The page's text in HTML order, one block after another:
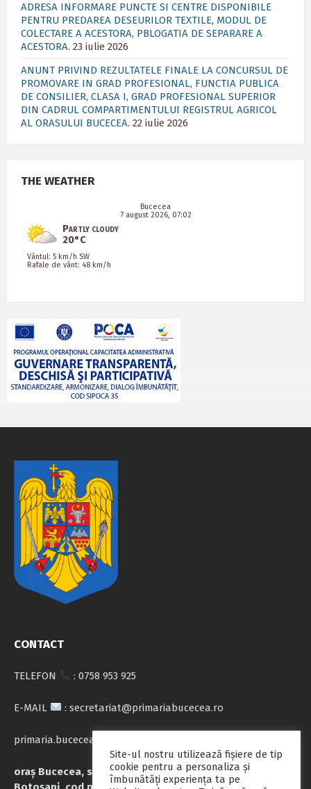
ADRESA INFORMARE PUNCTE SI CENTRE DISPONIBILE
PENTRU PREDAREA DESEURILOR TEXTILE, MODUL DE
COLECTARE A ACESTORA, PBLOGATIA DE SEPARARE A
ACESTORA. 23 iulie 2026
ANUNT PRIVIND REZULTATELE FINALE LA CONCURSUL DE
PROMOVARE IN GRAD PROFESIONAL, FUNCTIA PUBLICA
DE CONSILIER, CLASA I, GRAD PROFESIONAL SUPERIOR
DIN CADRUL COMPARTIMENTULUI REGISTRUL AGRICOL
AL ORASULUI BUCECEA. 22 iulie 2026
THE WEATHER
Bucecea
7 august 2026, 07:02
Partly cloudy
20°C
Vântul: 5 km/h SW
Rafale de vânt: 48 km/h
CONTACT
TELEFON : 0758 953 925
E-MAIL : secretariat@primariabucecea.ro
primaria.bucecea@yahoo.com
oraș Bucecea, str. Calea Națională nr.71, județul
Site-ul nostru utilizează fişiere de tip
cookie pentru a personaliza și
îmbunătăți experiența ta pe